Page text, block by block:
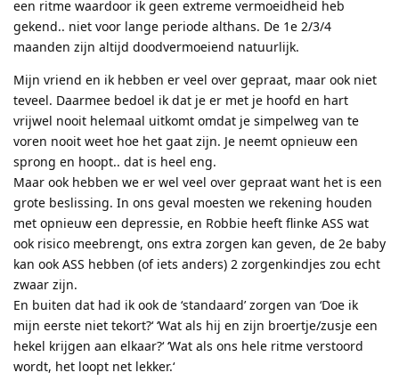
een ritme waardoor ik geen extreme vermoeidheid heb
gekend.. niet voor lange periode althans. De 1e 2/3/4
maanden zijn altijd doodvermoeiend natuurlijk.
Mijn vriend en ik hebben er veel over gepraat, maar ook niet
teveel. Daarmee bedoel ik dat je er met je hoofd en hart
vrijwel nooit helemaal uitkomt omdat je simpelweg van te
voren nooit weet hoe het gaat zijn. Je neemt opnieuw een
sprong en hoopt.. dat is heel eng.
Maar ook hebben we er wel veel over gepraat want het is een
grote beslissing. In ons geval moesten we rekening houden
met opnieuw een depressie, en Robbie heeft flinke ASS wat
ook risico meebrengt, ons extra zorgen kan geven, de 2e baby
kan ook ASS hebben (of iets anders) 2 zorgenkindjes zou echt
zwaar zijn.
En buiten dat had ik ook de ‘standaard’ zorgen van ‘Doe ik
mijn eerste niet tekort?‘ ‘Wat als hij en zijn broertje/zusje een
hekel krijgen aan elkaar?‘ ‘Wat als ons hele ritme verstoord
wordt, het loopt net lekker.‘